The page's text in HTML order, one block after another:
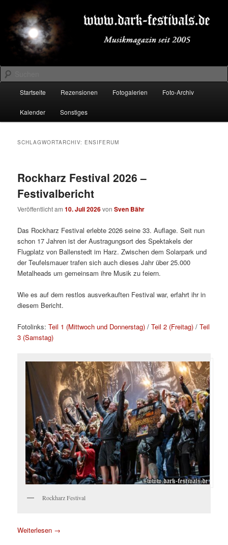
primären
Inhalt
springen
sekundären
Inhalt
springenDARK-FESTIVALS.DE
Suchen
Startseite Rezensionen Fotogalerien Foto-Archiv
Kalender Sonstiges
SCHLAGWORTARCHIV: ENSIFERUM
Rockharz Festival 2026 –
Festivalbericht
Veröffentlicht am10. Juli 2026vonSven Bähr
Das Rockharz Festival erlebte 2026 seine 33. Auflage. Seit nun
schon 17 Jahren ist der Austragungsort des Spektakels der
Flugplatz von Ballenstedt im Harz. Zwischen dem Solarpark und
der Teufelsmauer trafen sich auch dieses Jahr über 25.000
Metalheads um gemeinsam ihre Musik zu feiern.
Wie es auf dem restlos ausverkauften Festival war, erfahrt ihr in
diesem Bericht.
Fotolinks:Teil 1 (Mittwoch und Donnerstag) /Teil 2 (Freitag) /Teil
3 (Samstag)
Rockharz Festival
Weiterlesen →